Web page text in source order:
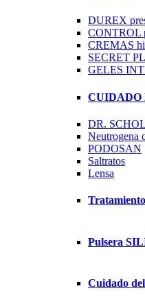
DUREX
CONTROL
CREMAS
SECRET
GELES
CUIDADO
DR.
Neutrogena
PODOSAN
Saltratos
Lensa
Pulsera
Cuidado